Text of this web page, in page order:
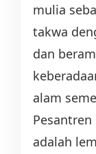
mulia
takwa
dan
alam
Pesantren
adalah